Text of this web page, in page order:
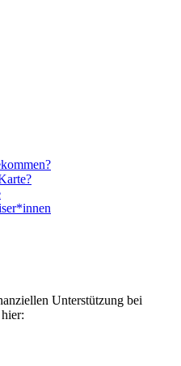
Unterstützung bei